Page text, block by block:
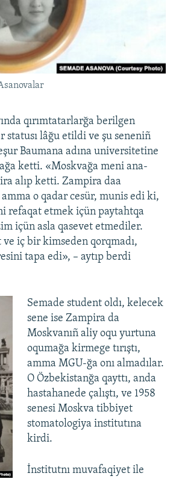
qırımtatarlarğa berilgen
statusı lâğu etildi ve şu seneniñ
Baumana adına universitetine
ketti. «Moskvağa meni ana-
alıp ketti. Zampira daa
o qadar cesür, munis edi ki,
refaqat etmek içün paytahtqa
içün asla qasevet etmediler.
iç bir kimseden qorqmadı,
tapa edi», – aytıp berdi
Semade student oldı, kelecek
sene ise Zampira da
Moskvanıñ aliy oqu yurtuna
oqumağa kirmege tırıştı,
amma MGU-ğa onı almadılar.
O Özbekistanğa qayttı, anda
hastahanede çalıştı, ve 1958
senesi Moskva tibbiyet
stomatologiya institutına
kirdi.
İnstitutnı muvafaqiyet ile